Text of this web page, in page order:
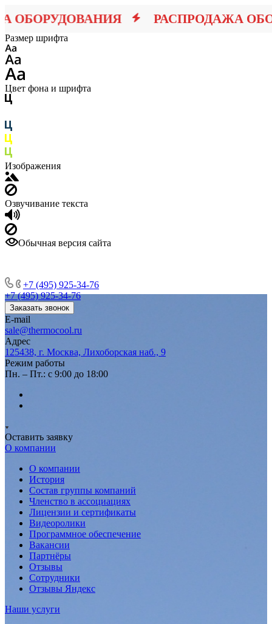
РАСПРОДАЖА
Размер шрифта
Цвет фона и шрифта
Изображения
Озвучивание текста
Обычная версия сайта
+7 (495) 925-34-76
+7 (495) 925-34-76
Заказать звонок
E-mail
sale@thermocool.ru
Адрес
125438, г. Москва, Лихоборская наб., 9
Режим работы
Пн. – Пт.: с 9:00 до 18:00
Оставить заявку
О компании
О компании
История
Состав группы компаний
Членство в ассоциациях
Лицензии и сертификаты
Видеоролики
Программное обеспечение
Вакансии
Партнёры
Отзывы
Сотрудники
Отзывы Яндекс
Наши услуги